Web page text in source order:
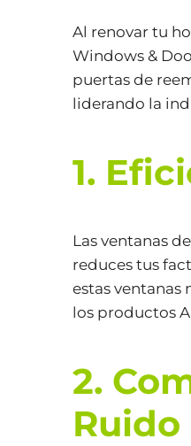
Al renovar tu
Windows &
puertas de
liderando la
1.
Las ventanas
reduces tus
estas ventanas
los productos
2.
Ruido